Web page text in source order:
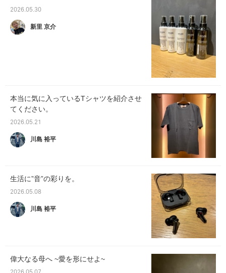
2026.05.30
新里 京介
本当に気に入っているTシャツを紹介させ
てください。
2026.05.21
川島 裕平
生活に”音”の彩りを。
2026.05.08
川島 裕平
偉大なる母へ ~愛を形にせよ~